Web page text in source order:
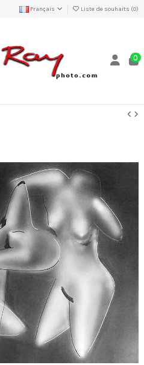
Français Liste de souhaits (0)
0